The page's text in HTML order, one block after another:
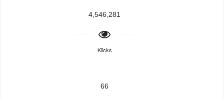
4,546,281
Klicks
66